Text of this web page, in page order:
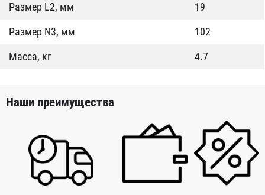
Размер L2, мм
19
Размер N3, мм
102
Масса, кг
4.7
Наши преимущества